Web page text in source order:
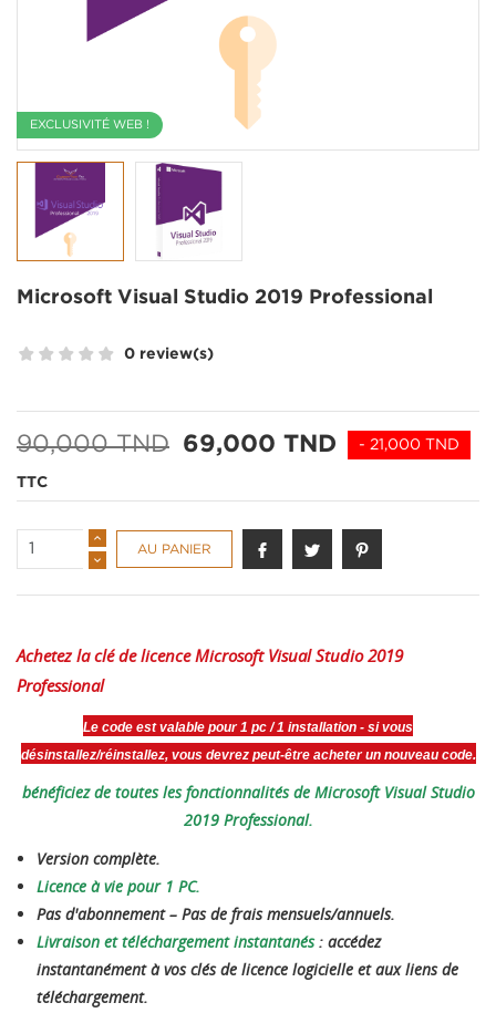
EXCLUSIVITÉ WEB !
Microsoft Visual Studio 2019 Professional
0 review(s)
90,000 TND 69,000 TND - 21,000 TND
TTC
AU PANIER
Achetez la clé de licence Microsoft Visual Studio 2019
Professional
Le code est valable pour 1 pc / 1 installation - si vous
désinstallez/réinstallez, vous devrez peut-être acheter un nouveau code.
bénéficiez de toutes les fonctionnalités de Microsoft Visual Studio
2019 Professional.
Version complète.
Licence à vie pour 1 PC.
Pas d'abonnement – ​​Pas de frais mensuels/annuels.
Livraison et téléchargement instantanés: accédez
instantanément à vos clés de licence logicielle et aux liens de
téléchargement.